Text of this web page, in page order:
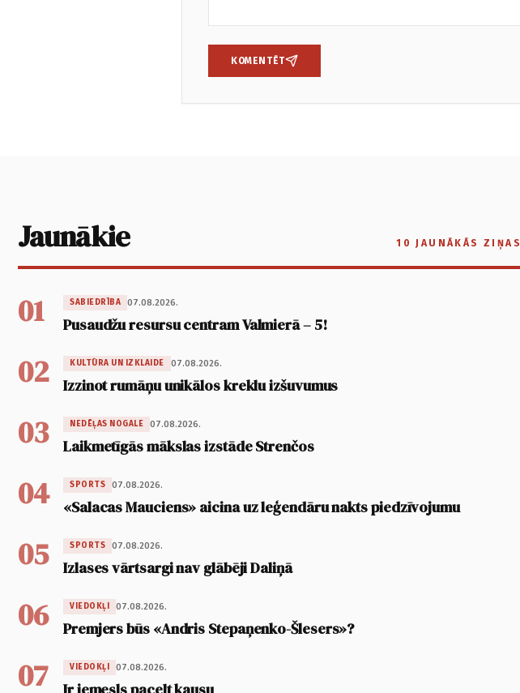
KOMENTĒT
Jaunākie 10 JAUNĀKĀS ZIŅAS
01 SABIEDRĪBA 07.08.2026.
Pusaudžu resursu centram Valmierā – 5!
02 KULTŪRA UN IZKLAIDE 07.08.2026.
Izzinot rumāņu unikālos kreklu izšuvumus
03 NEDĒĻAS NOGALE 07.08.2026.
Laikmetīgās mākslas izstāde Strenčos
04 SPORTS 07.08.2026.
«Salacas Mauciens» aicina uz leģendāru nakts piedzīvojumu
05 SPORTS 07.08.2026.
Izlases vārtsargi nav glābēji Daliņā
06 VIEDOKĻI 07.08.2026.
Premjers būs «Andris Stepaņenko-Šlesers»?
07 VIEDOKĻI 07.08.2026.